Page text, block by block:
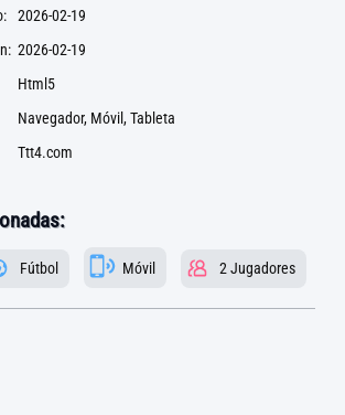
2026-02-19
2026-02-19
Html5
Navegador, Móvil, Tableta
Ttt4.com
Fútbol Móvil 2 Jugadores